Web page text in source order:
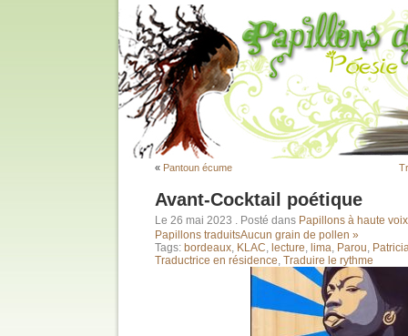
« Pantoun écume
Avant-Cocktail poétique
Le 26 mai 2023 . Posté dans Papillons à haute voix
Papillons traduitsAucun grain de pollen »
Tags: bordeaux, KLAC, lecture, lima, Parou,
Traductrice en résidence, Traduire le rythme